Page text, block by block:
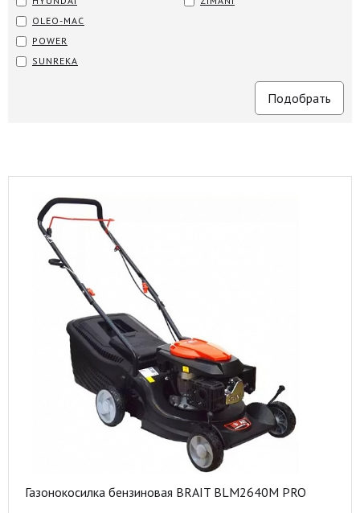
OLEO-MAC
POWER
SUNREKA
Газонокосилка бензиновая BRAIT BLM2640M PRO